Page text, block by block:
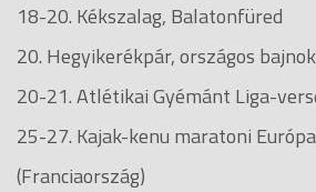
18-20. Kékszalag, Balatonfüred
20. Hegyikerékpár, országos
20-21. Atlétikai Gyémánt Liga-
25-27. Kajak-kenu maratoni
(Franciaország)